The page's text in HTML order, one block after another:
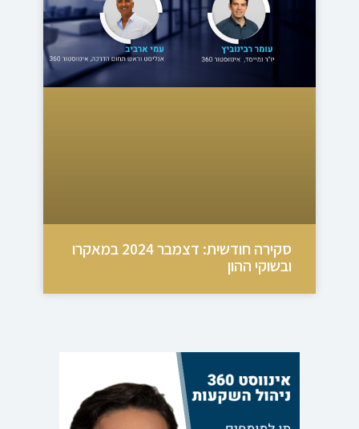
סקירה חודשית: דצמבר 2024 במאקרו
ובשוקי ההון